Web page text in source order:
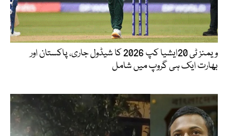
ویمنز ٹی 20ایشیا کپ 2026 کا شیڈول جاری، پاکستان اور
بھارت ایک ہی گروپ میں شامل